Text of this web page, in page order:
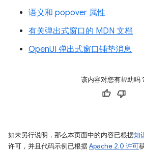
语义和 popover 属性
有关弹出式窗口的 MDN 文档
OpenUI 弹出式窗口铺垫消息
该内容对您有帮助吗
如未另行说明，那么本页面中的内容已根据知
许可，并且代码示例已根据Apache 2.0 许可